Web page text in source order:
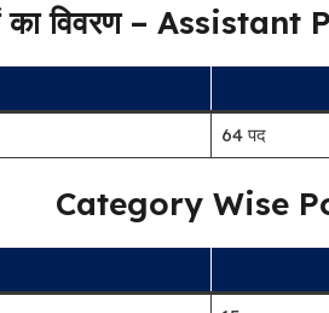
का विवरण – Assistant
64 पद
Category Wise